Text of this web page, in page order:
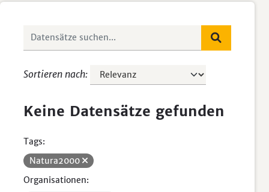
Sortieren nach
Keine Datensätze gefunden
Tags:
Natura2000
Organisationen: